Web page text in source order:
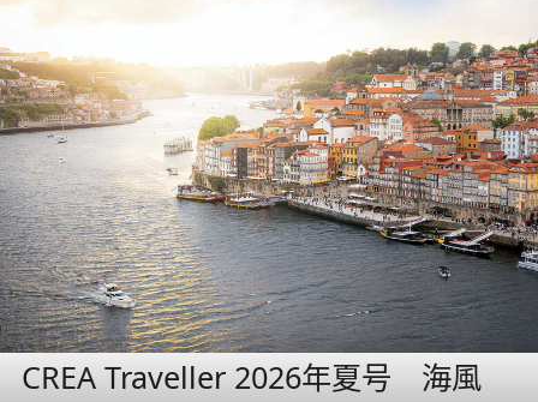
CREA Traveller 2026年夏号 海風